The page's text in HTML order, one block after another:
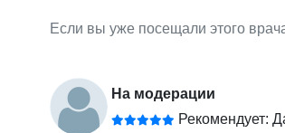
Если вы уже посещали этого
На модерации
Рекомендует: